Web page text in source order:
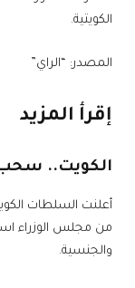
الكويتية.
المصدر: “الراي”
إقرأ المزيد
الكويت.. سحب
أعلنت السلطات
والجنسية.